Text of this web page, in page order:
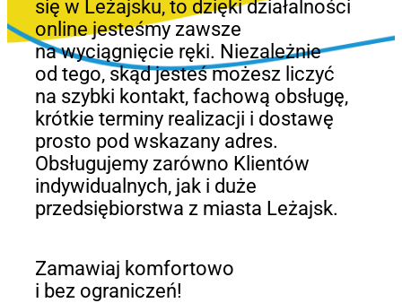
się w Leżajsku, to dzięki działalności
online jesteśmy zawsze
na wyciągnięcie ręki. Niezależnie
od tego, skąd jesteś możesz liczyć
na szybki kontakt, fachową obsługę,
krótkie terminy realizacji i dostawę
prosto pod wskazany adres.
Obsługujemy zarówno Klientów
indywidualnych, jak i duże
przedsiębiorstwa z miasta Leżajsk.
Zamawiaj komfortowo
i bez ograniczeń!